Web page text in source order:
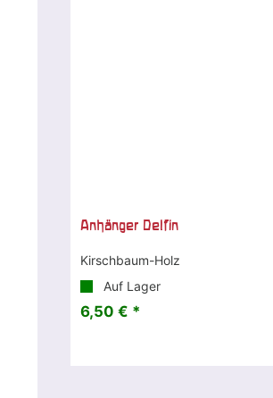
Anhänger Delfin
Kirschbaum-Holz
Auf Lager
6,50 € *